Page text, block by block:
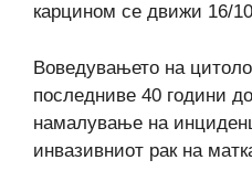
карцином се движи 16/
Воведувањето на
последниве 40 години
намалување на
инвазивниот рак на